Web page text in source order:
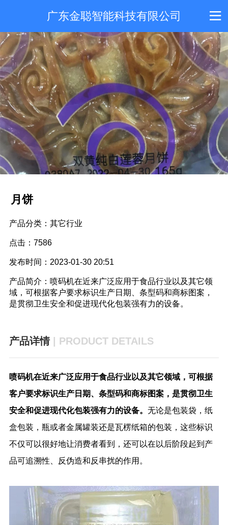
广东金聪智能科技有限公司
月饼
产品分类：其它行业
点击：7586
发布时间： 2023-01-30 20:51
产品简介： 喷码机在近来广泛应用于食品行业以及其它领
域，可根据客户要求标识生产日期、条型码和商标图案，
是贯彻卫生安全和促进现代化包装强有力的设备。
产品详情| PRODUCT DETAILS
喷码机在近来广泛应用于食品行业以及其它领域，可根据
客户要求标识生产日期、条型码和商标图案，是贯彻卫生
安全和促进现代化包装强有力的设备。无论是包装袋，纸
盒包装，瓶或者金属罐装还是瓦楞纸箱的包装，这些标识
不仅可以很好地让消费者看到，还可以在以后阶段起到产
品可追溯性、反伪造和反串扰的作用。